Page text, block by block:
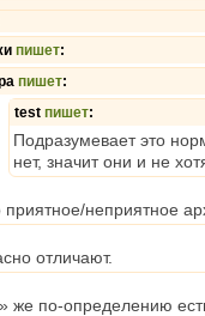
пишет:
пишет:
test пишет:
Подразумевает это
нет, значит они и не
приятное/неприятное
отличают.
же по-определению